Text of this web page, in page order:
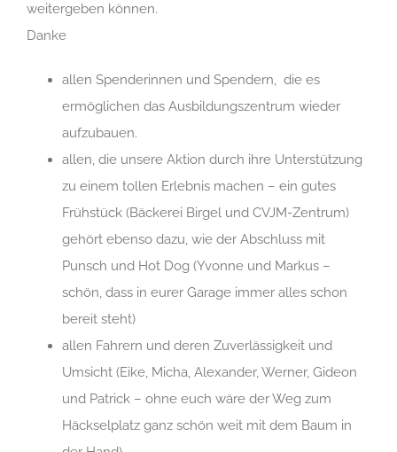
weitergeben können.
Danke
allen Spenderinnen und Spendern, die es
ermöglichen das Ausbildungszentrum wieder
aufzubauen.
allen, die unsere Aktion durch ihre Unterstützung
zu einem tollen Erlebnis machen – ein gutes
Frühstück (Bäckerei Birgel und CVJM-Zentrum)
gehört ebenso dazu, wie der Abschluss mit
Punsch und Hot Dog (Yvonne und Markus –
schön, dass in eurer Garage immer alles schon
bereit steht)
allen Fahrern und deren Zuverlässigkeit und
Umsicht (Eike, Micha, Alexander, Werner, Gideon
und Patrick – ohne euch wäre der Weg zum
Häckselplatz ganz schön weit mit dem Baum in